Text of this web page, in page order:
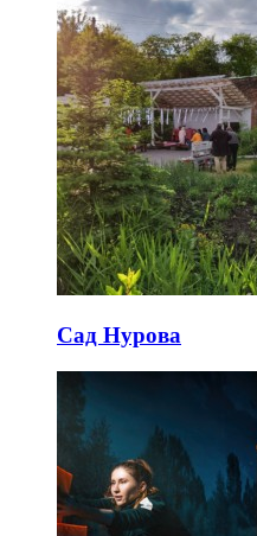
Сад Нурова